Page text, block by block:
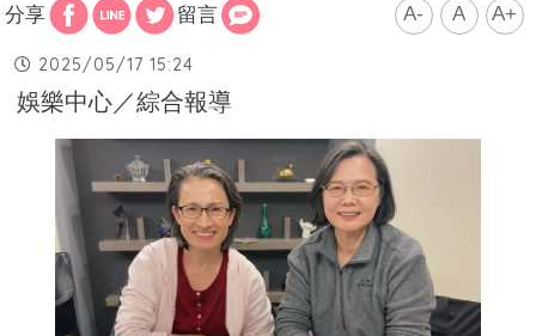
分享 留言 A- A A+
2025/05/17 15:24
娛樂中心／綜合報導